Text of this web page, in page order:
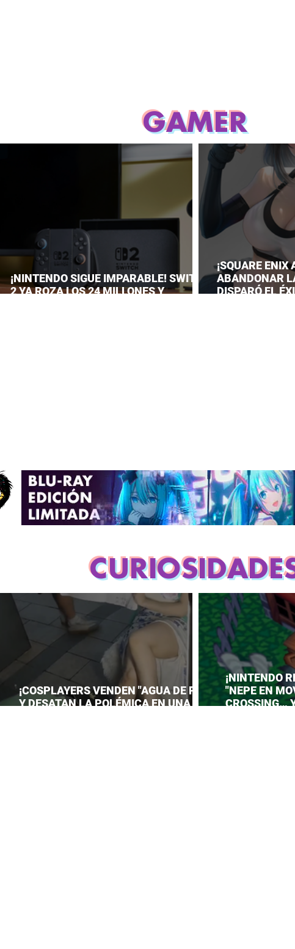
GAMER
¡NINTENDO SIGUE IMPARABLE! SWITCH
2 YA ROZA LOS 24 MILLONES Y
¡SQUARE ENIX
ABANDONAR
DISPARÓ EL
¡COSPLAYERS VENDEN "AGUA DE PIES"
Y DESATAN LA POLÉMICA EN UNA
¡NINTENDO
"NEPE EN
CROSSING…